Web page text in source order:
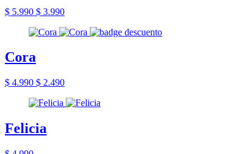
$ 5.990 $ 3.990
Cora
$ 4.990 $ 2.490
Felicia